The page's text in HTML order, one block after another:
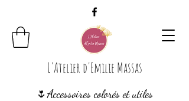
🌷Accessoires colorés et utiles
L'Atelier d'Emilie Massas